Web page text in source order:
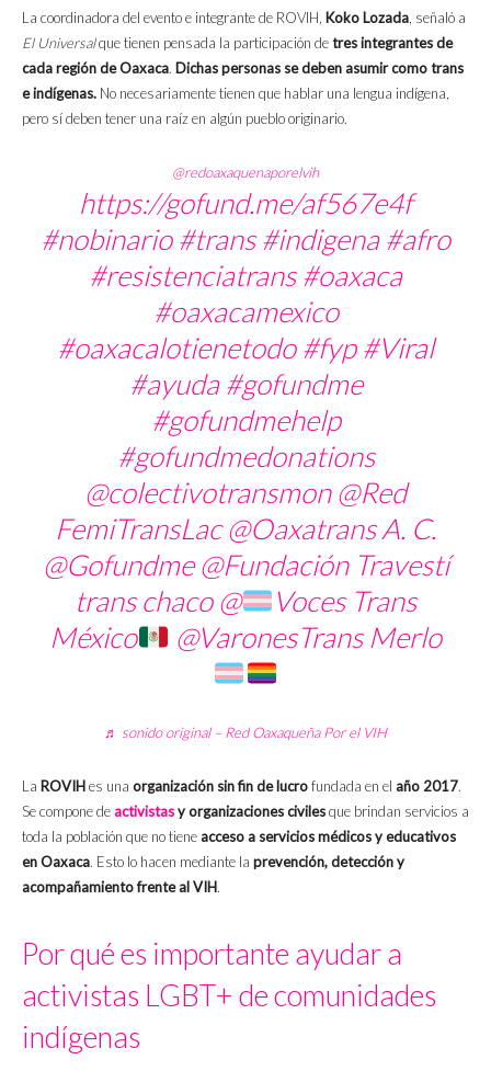
La coordinadora del evento e integrante de ROVIH, Koko Lozada, señaló a
El Universalque tienen pensada la participación detres integrantes de
cada región de Oaxaca. Dichas personas se deben asumir como trans
e indígenas. No necesariamente tienen que hablar una lengua indígena,
pero sí deben tener una raíz en algún pueblo originario.
@redoaxaquenaporelvih
https://gofund.me/af567e4f
#nobinario #trans #indigena #afro
#resistenciatrans #oaxaca
#oaxacamexico
#oaxacalotienetodo #fyp #Viral
#ayuda #gofundme
#gofundmehelp
#gofundmedonations
@colectivotransmon @Red
FemiTransLac @Oaxatrans A. C.
@Gofundme @Fundación Travestí
trans chaco @
Voces Trans
México
@VaronesTrans Merlo
♬ sonido original – Red Oaxaqueña Por el VIH
La ROVIHes una organización sin fin de lucrofundada en el año 2017.
Se compone de activistasy organizaciones civilesque brindan servicios a
toda la población que no tiene acceso a servicios médicos y educativos
en Oaxaca. Esto lo hacen mediante la prevención, detección y
acompañamiento frente al VIH.
Por qué es importante ayudar a
activistas LGBT+ de comunidades
indígenas